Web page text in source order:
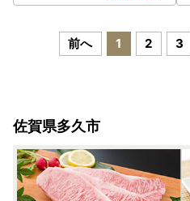
前へ 1 2 3
佐賀県多久市